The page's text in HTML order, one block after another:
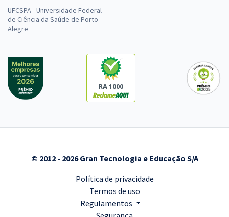
UFCSPA - Universidade Federal
de Ciência da Saúde de Porto
Alegre
RA 1000
© 2012 - 2026 Gran Tecnologia e Educação S/A
Política de privacidade
Termos de uso
Regulamentos